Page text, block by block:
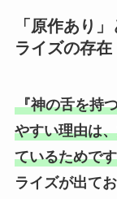
「原作あり
ライズの存在
『神の舌を持
やすい理由は
ているためで
ライズが出て